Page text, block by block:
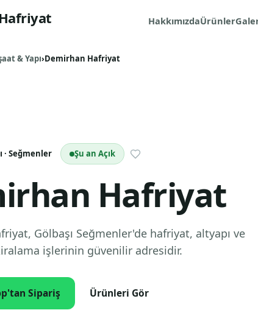
HakkımızdaÜrünler
& Yapı Demirhan Hafriyat
· Seğmenler Şu an Açık
Hafriyat
Gölbaşı Seğmenler'de hafriyat, altyapı ve
işlerinin güvenilir adresidir.
Sipariş Ürünleri Gör